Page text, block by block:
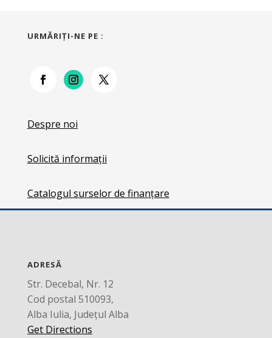
URMĂRIŢI-NE PE :
Despre noi
Solicită informații
Catalogul surselor de finanțare
ADRESĂ
Str. Decebal, Nr. 12
Cod postal 510093,
Alba Iulia, Județul Alba
Get Directions